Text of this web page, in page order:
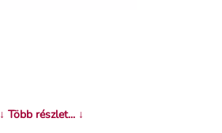
↓ Több részlet... ↓